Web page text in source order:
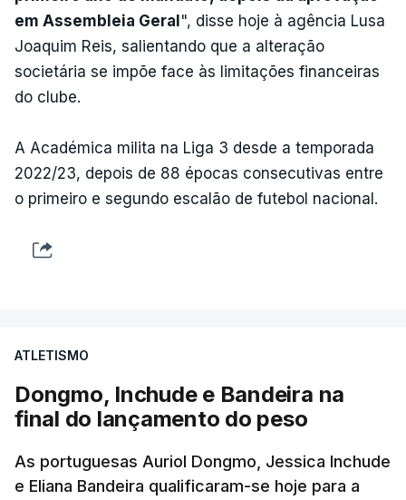
em Assembleia Geral", disse hoje à agência Lusa
Joaquim Reis, salientando que a alteração
societária se impõe face às limitações financeiras
do clube.
A Académica milita na Liga 3 desde a temporada
2022/23, depois de 88 épocas consecutivas entre
o primeiro e segundo escalão de futebol nacional.
ATLETISMO
Dongmo, Inchude e Bandeira na
final do lançamento do peso
As portuguesas Auriol Dongmo, Jessica Inchude
e Eliana Bandeira qualificaram-se hoje para a